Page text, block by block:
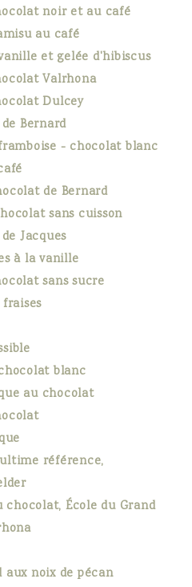
noir et au café
au café
et gelée d'hibiscus
Valrhona
Dulcey
Bernard
- chocolat blanc
de Bernard
sans cuisson
Jacques
à la vanille
sans sucre
blanc
au chocolat
référence,
chocolat, École du Grand
aux noix de pécan